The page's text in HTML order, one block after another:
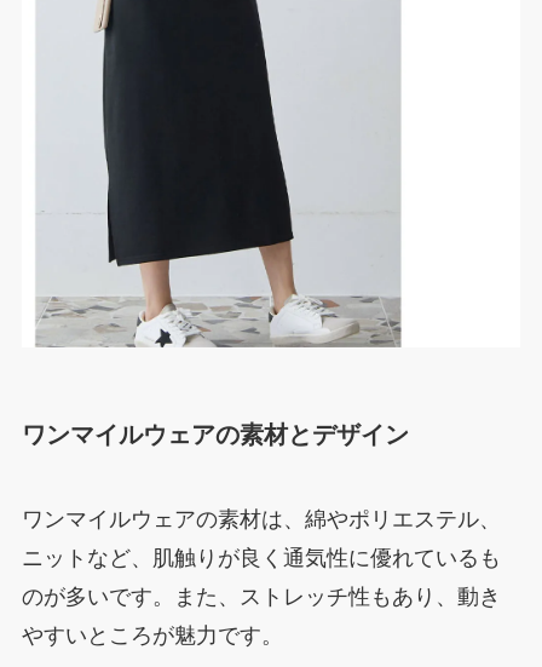
ワンマイルウェアの素材とデザイン
ワンマイルウェアの素材は、綿やポリエステル、
ニットなど、肌触りが良く通気性に優れているも
のが多いです。また、ストレッチ性もあり、動き
やすいところが魅力です。